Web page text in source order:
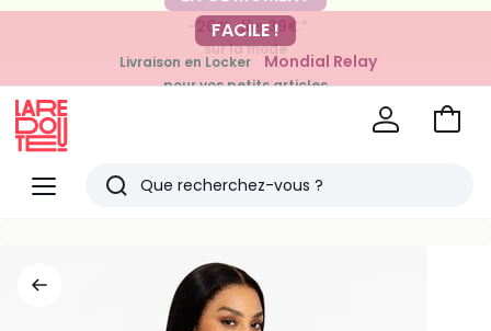
-20% dès 39€*
sur la mode
FACILE !
Livraison en Locker Mondial Relay
pour vos petits articles
Menu
Redoute
Rechercher
Voir